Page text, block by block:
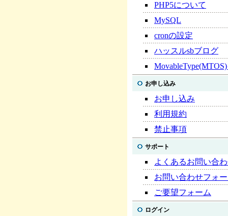
PHP5について
MySQL
cronの設定
ハッスルsbブログ
お申し込み
お申し込み
利用規約
禁止事項
サポート
よくあるお問い合
お問い合わせフォ
ご要望フォーム
ログイン